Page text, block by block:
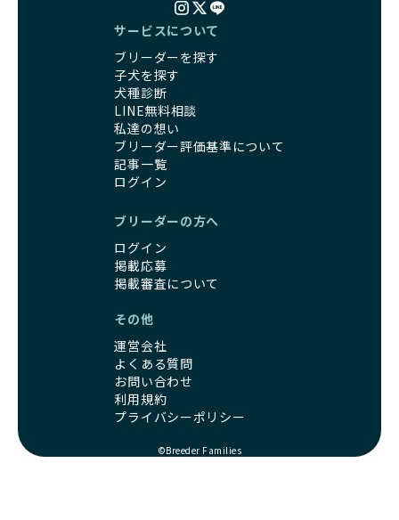
るのもBreederFamiliesならではの魅力です。
BreederFamiliesは、厳しい基準と徹底した審査プロセスを
通じて「ワンちゃんに優しい世界を創る」ことを目指してい
ます。単なる仲介サービスを超え、ワンちゃんの健康と幸
福、飼い主様の安心を第一に考えるプラットフォームとし
て、ワンちゃんを家族のように愛する優良ブリーダーのみを
厳選し紹介しています。
この取り組みにより、BreederFamiliesでは、飼い主様がワ
ンちゃんを安心して迎え入れられる出会いを提供していま
することで、飼い主様はリアルな情報をもとに自信を持って
選ぶことができます。
さらに、BreederFamiliesを通じてワンちゃんを迎えること
は、優良ブリーダーが増え、営利優先の「悪徳ブリーダー」
が淘汰される社会の実現にも繋がります。飼い主様が優良ブ
リーダーを支持することで、ワンちゃんを育てる文化もより
BreederFamiliesは、すべてのワンちゃんが愛情に包まれて
暮らせる「ワンちゃんに優しい世界」を創ることを目指して
います。私たちと一緒に、愛と責任あるブリーディング文化
を広め、ワンちゃんに優しい未来を築いていただけますと幸
「社会化にこだわる」の詳細はこちら
出産は母犬にとって大きな負担がかかる命がけの行為であ
り、その健康状態が子犬にも影響を与えます。出産時に母犬
が健康であることは、母犬自身の負担を軽減するだけでな
く、生まれてくる子犬の健康や成長にも大きく影響します。
よって、母犬の健康を配慮した出産管理が非常に重要です。
優良ブリーダーは、母犬の健康状態に細心の注意を払い、獣
医師と相談しながら出産のタイミングや間隔を適切に決定し
ます。法令を基本としつつも、母犬の体調を第一に考え、初
も制限しています。
分なケアを行い、休養期間を確保することで母犬への負担を
最小限に抑えています。
一方で、営利優先ブリーダーは利益を重視するあまり、母犬
の体調を考慮せず頻繁に出産を繰り返させることがあり、母
犬の健康が損なわれやすい状況にあります。さらに、ミック
ス犬の繁殖も活用した法令を守らない繁殖も行われる場合が
あり、こうした環境下では母犬と子犬の両方に配慮が欠けて
いると言えます。
「母犬の出産負担も少なく」の詳細はこちら
ワンちゃんにとっての食事は、健康を支えるための重要な要
素です。特に子犬の時期の栄養は、成犬になってからの健康
サービスについて
ブリーダーを探す
子犬を探す
犬種診断
LINE無料相談
私達の想い
ブリーダー評価基準について
記事一覧
ログイン
ブリーダーの方へ
ログイン
掲載応募
掲載審査について
その他
運営会社
よくある質問
お問い合わせ
利用規約
プライバシーポリシー
©Breeder Families